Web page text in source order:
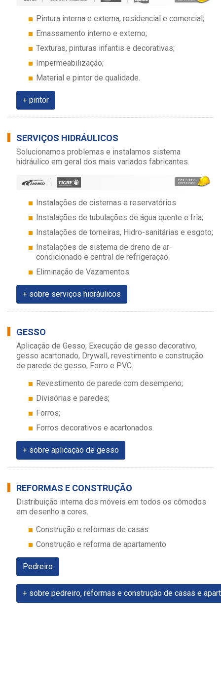
Pintura interna e externa, residencial e comercial;
Emassamento interno e externo;
Texturas, pinturas infantis e decorativas;
Impermeabilização;
Material e pintor de qualidade.
+ pintor
SERVIÇOS HIDRÁULICOS
Solucionamos problemas e instalamos sistema
hidráulico em geral dos mais variados fabricantes.
Instalações de cisternas e reservatórios
Instalações de tubulações de água quente e fria;
Instalações de torneiras, Hidro-sanitárias e esgoto;
Instalações de sistema de dreno de ar-
condicionado e central de refrigeração.
Eliminação de Vazamentos.
+ sobre serviços hidráulicos
GESSO
Aplicação de Gesso, Execução de gesso decorativo,
gesso acartonado, Drywall, revestimento e construção
de parede de gesso, Forro e PVC.
Revestimento de parede com desempeno;
Divisórias e paredes;
Forros;
Forros decorativos e acartonados.
+ sobre aplicação de gesso
REFORMAS E CONSTRUÇÃO
Distribuição interna dos móveis em todos os cômodos
em desenho a cores.
Construção e reformas de casas
Construção e reforma de apartamento
Pedreiro
+ sobre pedreiro, reformas e construção de casas e